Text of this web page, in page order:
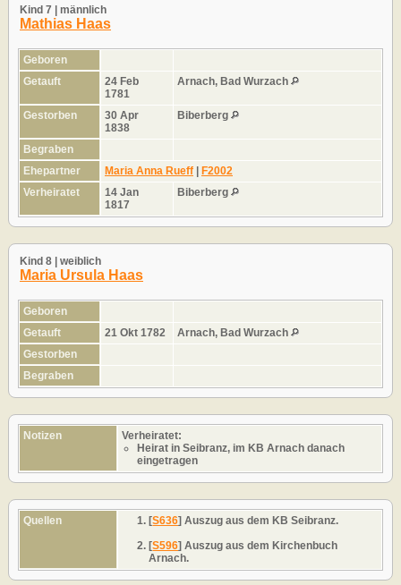
Kind 7 | männlich
Mathias Haas
Geboren
Getauft
24 Feb
1781
Arnach, Bad Wurzach
Gestorben
30 Apr
1838
Biberberg
Begraben
Ehepartner
Maria Anna Rueff | F2002
Verheiratet
14 Jan
1817
Biberberg
Kind 8 | weiblich
Maria Ursula Haas
Geboren
Getauft
21 Okt 1782
Arnach, Bad Wurzach
Gestorben
Begraben
Notizen
Verheiratet:
Heirat in Seibranz, im KB Arnach danach
eingetragen
Quellen [S636] Auszug aus dem KB Seibranz.
[S596] Auszug aus dem Kirchenbuch
Arnach.